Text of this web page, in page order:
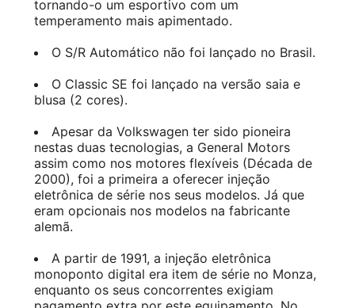
tornando-o um esportivo com um
temperamento mais apimentado.
O S/R Automático não foi lançado no Brasil.
O Classic SE foi lançado na versão saia e
blusa (2 cores).
Apesar da Volkswagen ter sido pioneira
nestas duas tecnologias, a General Motors
assim como nos motores flexíveis (Década de
2000), foi a primeira a oferecer injeção
eletrônica de série nos seus modelos. Já que
eram opcionais nos modelos na fabricante
alemã.
A partir de 1991, a injeção eletrônica
monoponto digital era item de série no Monza,
enquanto os seus concorrentes exigiam